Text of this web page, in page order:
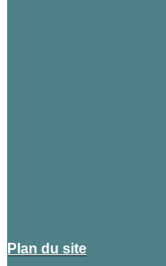
Plan du site